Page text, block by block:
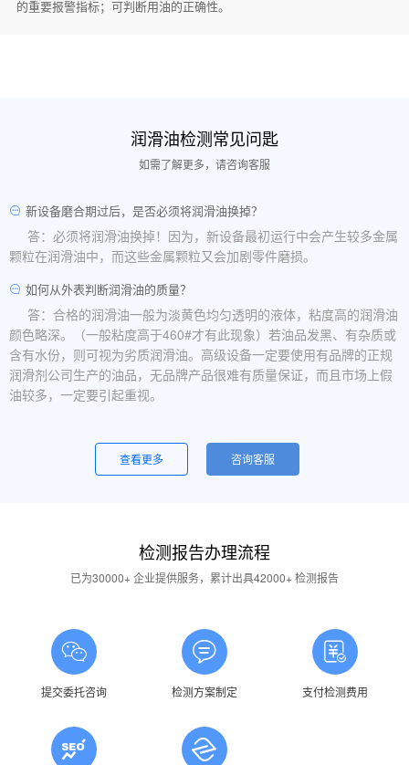
的重要报警指标；可判断用油的正确性。
润滑油检测常见问匙
如需了解更多，请咨询客服
新设备磨合期过后，是否必须将润滑油换掉？
答：必须将润滑油换掉！因为，新设备最初运行中会产生较多金属
颗粒在润滑油中，而这些金属颗粒又会加剧零件磨损。
如何从外表判断润滑油的质量？
答：合格的润滑油一般为淡黄色均匀透明的液体，粘度高的润滑油
颜色略深。（一般粘度高于460#才有此现象）若油品发黑、有杂质或
含有水份，则可视为劣质润滑油。高级设备一定要使用有品牌的正规
润滑剂公司生产的油品，无品牌产品很难有质量保证，而且市场上假
油较多，一定要引起重视。
一般是润滑油质量问题，合格的润滑油使用中不应出现大量泡沫，
用户不应采用会产生泡沫的润滑油。还有一个可能的原因是混油可能
答：一般情况下油品发白是由于油箱进水后造成的，是乳化现象，
应避免水进入润滑油箱体或避免雨水进入已开封的油桶中。具体操作
润滑油的号数是什么意思？
答：根据ISO标准，工业润滑油按40℃ 温度条件下测定的粘度分
为若干个粘度等级，数据越大则粘度越高，因此润滑油的号数指其粘
润滑油粘度高是否说明润滑油质量好？
查看更多 咨询客服
检测报告办理流程
已为30000+ 企业提供服务，累计出具42000+ 检测报告
提交委托咨询 检测方案制定 支付检测费用